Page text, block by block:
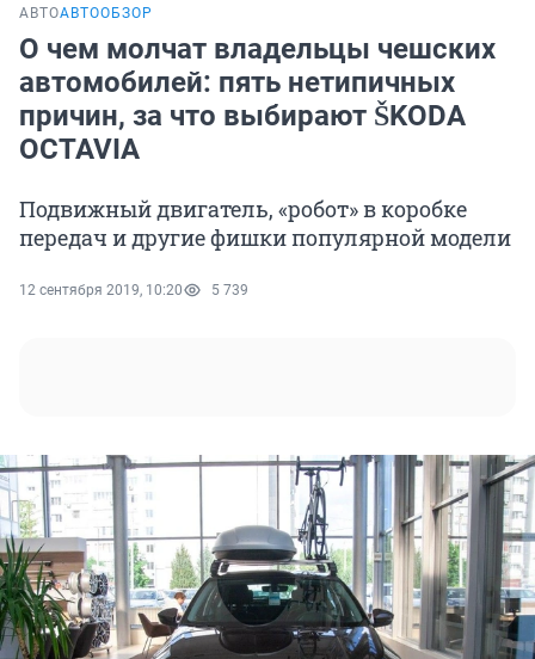
АВТОАВТООБЗОР
О чем молчат владельцы чешских
автомобилей: пять нетипичных
причин, за что выбирают ŠKODA
OCTAVIA
Подвижный двигатель, «робот» в коробке
передач и другие фишки популярной модели
12 сентября 2019, 10:20 5 739